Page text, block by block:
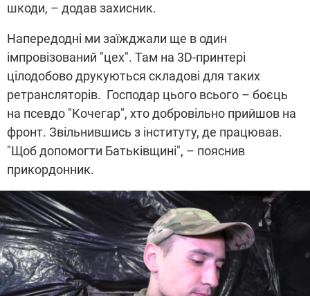
шкоди, – додав захисник.
Напередодні ми заїжджали ще в один
імпровізований "цех". Там на 3D-принтері
цілодобово друкуються складові для таких
ретрансляторів. Господар цього всього – боєць
на псевдо "Кочегар", хто добровільно прийшов на
фронт. Звільнившись з інституту, де працював.
"Щоб допомогти Батьківщині", – пояснив
прикордонник.